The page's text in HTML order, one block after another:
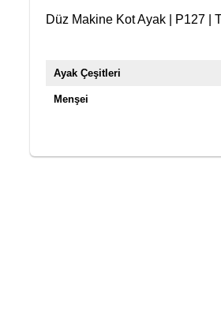
Düz Makine Kot Ayak | P127 |
Ayak Çeşitleri
Menşei